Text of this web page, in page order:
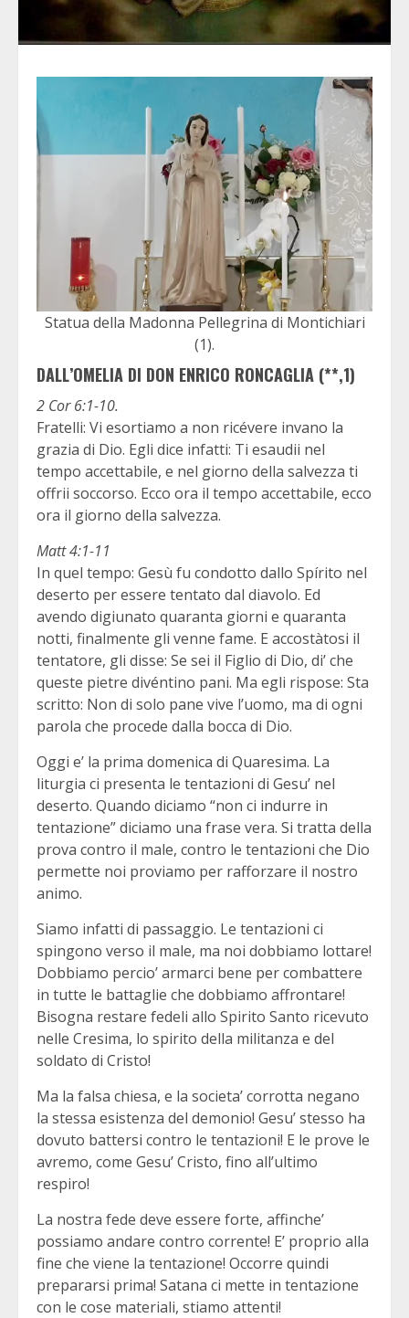
Statua della Madonna Pellegrina di Montichiari
(1).
DALL’OMELIA DI DON ENRICO RONCAGLIA (**,1)
2 Cor 6:1-10.
Fratelli: Vi esortiamo a non ricévere invano la
grazia di Dio. Egli dice infatti: Ti esaudii nel
tempo accettabile, e nel giorno della salvezza ti
offrii soccorso. Ecco ora il tempo accettabile, ecco
ora il giorno della salvezza.
Matt 4:1-11
In quel tempo: Gesù fu condotto dallo Spírito nel
deserto per essere tentato dal diavolo. Ed
avendo digiunato quaranta giorni e quaranta
notti, finalmente gli venne fame. E accostàtosi il
tentatore, gli disse: Se sei il Figlio di Dio, di’ che
queste pietre divéntino pani. Ma egli rispose: Sta
scritto: Non di solo pane vive l’uomo, ma di ogni
parola che procede dalla bocca di Dio.
Oggi e’ la prima domenica di Quaresima. La
liturgia ci presenta le tentazioni di Gesu’ nel
deserto. Quando diciamo “non ci indurre in
tentazione” diciamo una frase vera. Si tratta della
prova contro il male, contro le tentazioni che Dio
permette noi proviamo per rafforzare il nostro
animo.
Siamo infatti di passaggio. Le tentazioni ci
spingono verso il male, ma noi dobbiamo lottare!
Dobbiamo percio’ armarci bene per combattere
in tutte le battaglie che dobbiamo affrontare!
Bisogna restare fedeli allo Spirito Santo ricevuto
nelle Cresima, lo spirito della militanza e del
soldato di Cristo!
Ma la falsa chiesa, e la societa’ corrotta negano
la stessa esistenza del demonio! Gesu’ stesso ha
dovuto battersi contro le tentazioni! E le prove le
avremo, come Gesu’ Cristo, fino all’ultimo
respiro!
La nostra fede deve essere forte, affinche’
possiamo andare contro corrente! E’ proprio alla
fine che viene la tentazione! Occorre quindi
prepararsi prima! Satana ci mette in tentazione
con le cose materiali, stiamo attenti!